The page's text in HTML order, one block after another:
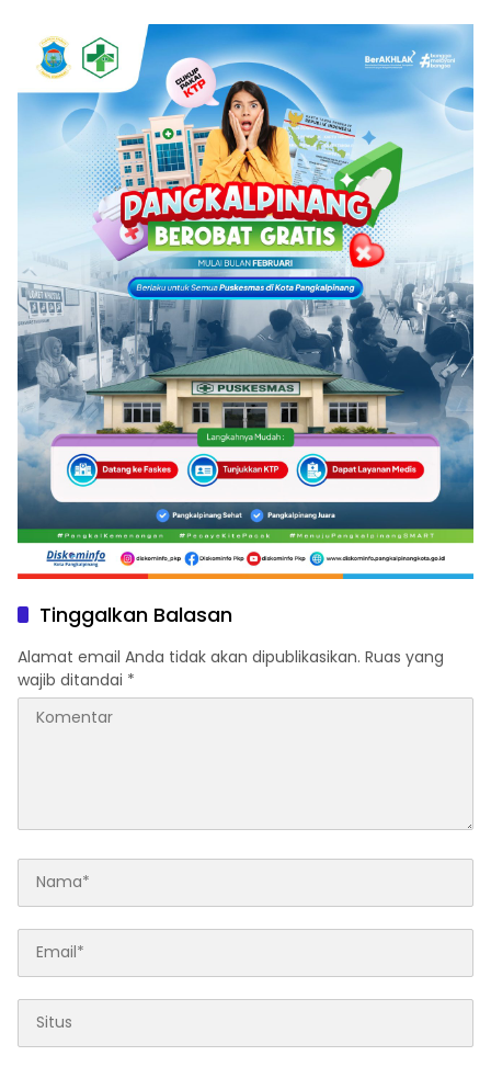
Tinggalkan Balasan
Alamat email Anda tidak akan dipublikasikan. Ruas yang
wajib ditandai *